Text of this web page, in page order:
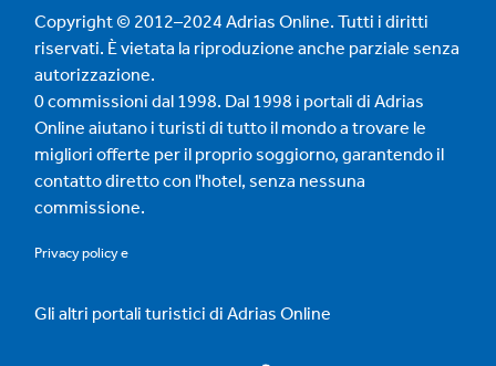
Copyright © 2012–2024 Adrias Online. Tutti i diritti
riservati. È vietata la riproduzione anche parziale senza
autorizzazione.
0 commissioni dal 1998. Dal 1998 i portali di Adrias
Online aiutano i turisti di tutto il mondo a trovare le
migliori offerte per il proprio soggiorno, garantendo il
contatto diretto con l'hotel, senza nessuna
commissione.
Privacy policye
Gli altri portali turistici di Adrias Online